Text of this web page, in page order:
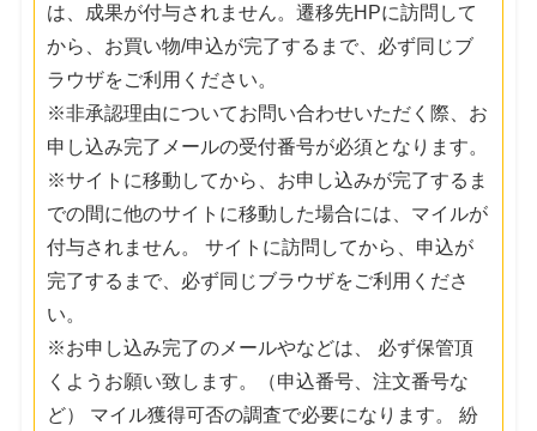
は、成果が付与されません。遷移先HPに訪問して
から、お買い物/申込が完了するまで、必ず同じブ
ラウザをご利用ください。
※非承認理由についてお問い合わせいただく際、お
申し込み完了メールの受付番号が必須となります。
※サイトに移動してから、お申し込みが完了するま
での間に他のサイトに移動した場合には、マイルが
付与されません。 サイトに訪問してから、申込が
完了するまで、必ず同じブラウザをご利用くださ
い。
※お申し込み完了のメールやなどは、 必ず保管頂
くようお願い致します。（申込番号、注文番号な
ど） マイル獲得可否の調査で必要になります。 紛